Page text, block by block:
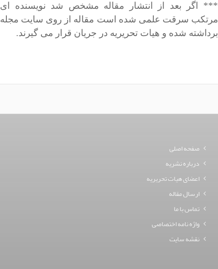
*** اگر بعد از انتشار مقاله مشخص شد نویسنده ای
مرتکب سرقت علمی شده است مقاله از روی سایت مجله
برداشته شده و هیات تحریریه در جریان قرار می گیرند.
صفحه اصلی
درباره نشریه
اعضای هیات تحریریه
ارسال مقاله
تماس با ما
واژه نامه اختصاصی
نقشه سایت